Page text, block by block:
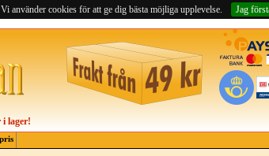
Vi använder cookies för att ge dig bästa möjliga upplevelse. Jag
i lager!